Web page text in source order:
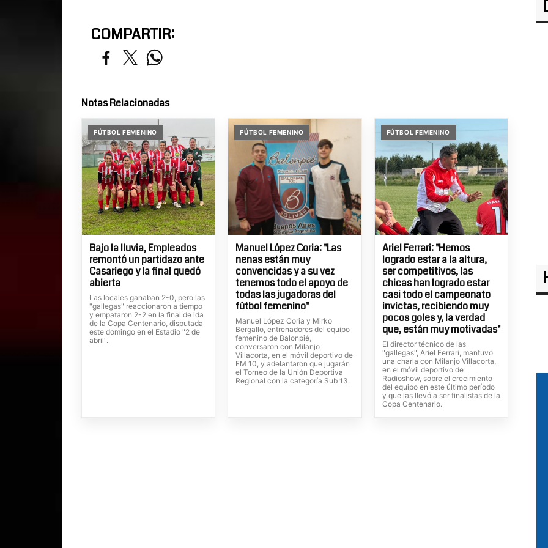
COMPARTIR:
Notas Relacionadas
FÚTBOL FEMENINO
Bajo la lluvia, Empleados
remontó un partidazo ante
Casariego y la final quedó
abierta
Las locales ganaban 2-0, pero las
"gallegas" reaccionaron a tiempo
y empataron 2-2 en la final de ida
de la Copa Centenario, disputada
este domingo en el Estadio "2 de
abril".
FÚTBOL FEMENINO
Manuel López Coria: "Las
nenas están muy
convencidas y a su vez
tenemos todo el apoyo de
todas las jugadoras del
fútbol femenino"
Manuel López Coria y Mirko
Bergallo, entrenadores del equipo
femenino de Balonpié,
conversaron con Milanjo
Villacorta, en el móvil deportivo de
FM 10, y adelantaron que jugarán
el Torneo de la Unión Deportiva
Regional con la categoría Sub 13.
FÚTBOL FEMENINO
Ariel Ferrari: "Hemos
logrado estar a la altura,
ser competitivos, las
chicas han logrado estar
casi todo el campeonato
invictas, recibiendo muy
pocos goles y, la verdad
que, están muy motivadas"
El director técnico de las
"gallegas", Ariel Ferrari, mantuvo
una charla con Milanjo Villacorta,
en el móvil deportivo de
Radioshow, sobre el crecimiento
del equipo en este último período
y que las llevó a ser finalistas de la
Copa Centenario.